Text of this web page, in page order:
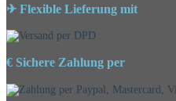
✈ Flexible Lieferung mit
€ Sichere Zahlung per